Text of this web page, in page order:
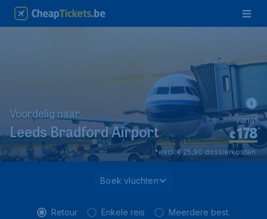
Voordelig naar
Leeds Bradford Airport €178*
vanaf
*excl. € 25,90 dossierkosten.
Boek vluchten
Retour Enkele reis Meerdere best.